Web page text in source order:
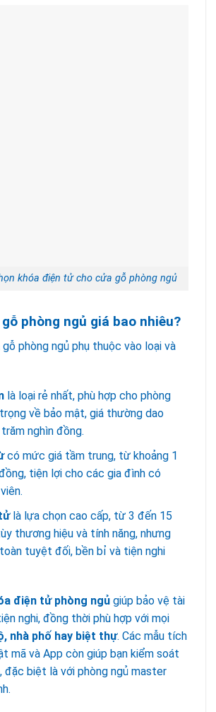
khóa điện tử cho cửa gỗ phòng ngủ
phòng ngủ giá bao nhiêu?
phòng ngủ phụ thuộc vào loại và
là loại rẻ nhất, phù hợp cho phòng
về bảo mật, giá thường dao
nghìn đồng.
có mức giá tầm trung, từ khoảng 1
tiện lợi cho các gia đình có
là lựa chọn cao cấp, từ 3 đến 15
thương hiệu và tính năng, nhưng
tuyệt đối, bền bỉ và tiện nghi
điện tử phòng ngủ giúp bảo vệ tài
nghi, đồng thời phù hợp với mọi
nhà phố hay biệt thự. Các mẫu tích
mã và App còn giúp bạn kiểm soát
đặc biệt là với phòng ngủ master